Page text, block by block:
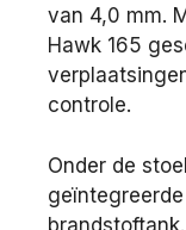
van 4,0 mm.
Hawk 165
controle.
Onder de